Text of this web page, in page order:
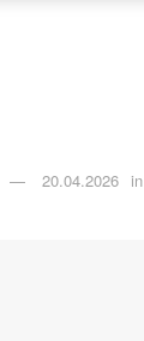
20.04.2026 in